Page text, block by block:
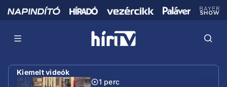
Kiemelt videók
1 perc